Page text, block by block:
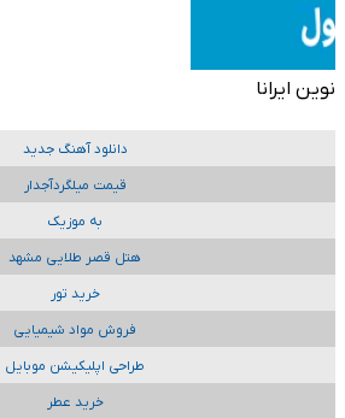
نوین ایرانا
دانلود آهنگ جدید
قیمت میلگردآجدار
به موزیک
هتل قصر طلایی مشهد
خرید تور
فروش مواد شیمیایی
طراحی اپلیکیشن موبایل
خرید عطر